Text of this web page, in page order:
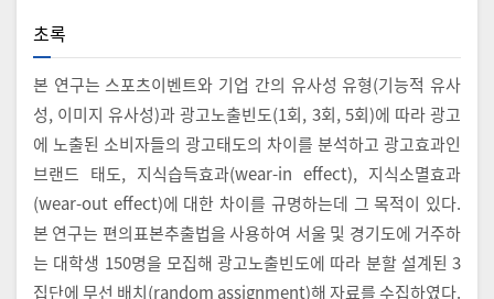
초록
본 연구는 스포츠이벤트와 기업 간의 유사성 유형(기능적 유사
성, 이미지 유사성)과 광고노출빈도(1회, 3회, 5회)에 따라 광고
에 노출된 소비자들의 광고태도의 차이를 분석하고 광고효과인
브랜드 태도, 지식습득효과(wear-in effect), 지식소멸효과
(wear-out effect)에 대한 차이를 규명하는데 그 목적이 있다.
본 연구는 편의표본추출법을 사용하여 서울 및 경기도에 거주하
는 대학생 150명을 모집해 광고노출빈도에 따라 분할 설계된 3
집단에 무선 배치(random assignment)해 자료를 수집하였다.